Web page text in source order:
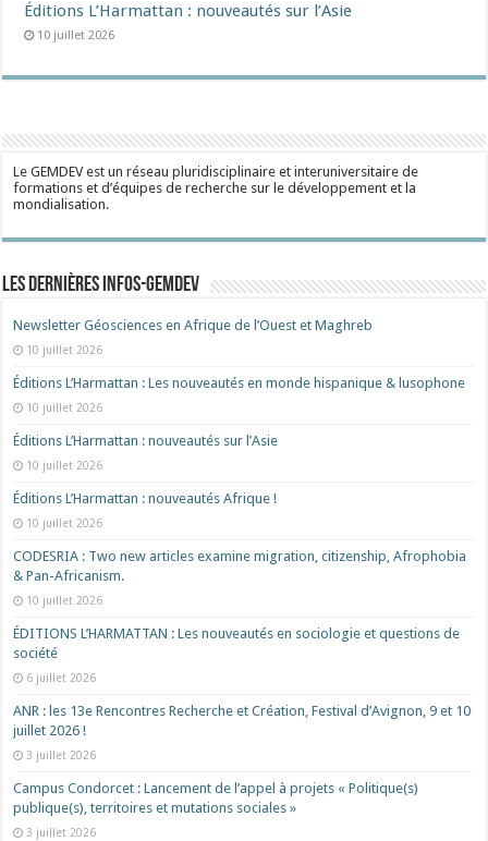
Éditions L’Harmattan : nouveautés sur l’Asie
10 juillet 2026
Le GEMDEV est un réseau pluridisciplinaire et interuniversitaire de
formations et d’équipes de recherche sur le développement et la
mondialisation.
Les dernières Infos-Gemdev
Newsletter Géosciences en Afrique de l’Ouest et Maghreb
10 juillet 2026
Éditions L’Harmattan : Les nouveautés en monde hispanique & lusophone
10 juillet 2026
Éditions L’Harmattan : nouveautés sur l’Asie
10 juillet 2026
Éditions L’Harmattan : nouveautés Afrique !​
10 juillet 2026
CODESRIA : Two new articles examine migration, citizenship, Afrophobia
& Pan-Africanism.
10 juillet 2026
ÉDITIONS L’HARMATTAN : Les nouveautés en sociologie et questions de
société
6 juillet 2026
ANR : les 13e Rencontres Recherche et Création, Festival d’Avignon, 9 et 10
juillet 2026 !
3 juillet 2026
Campus Condorcet : Lancement de l’appel à projets « Politique(s)
publique(s), territoires et mutations sociales »
3 juillet 2026